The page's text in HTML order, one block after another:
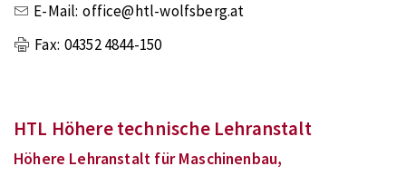
E-Mail: office@htl-wolfsberg.at
Fax: 04352 4844-150
HTL Höhere technische Lehranstalt
Höhere Lehranstalt für Maschinenbau,